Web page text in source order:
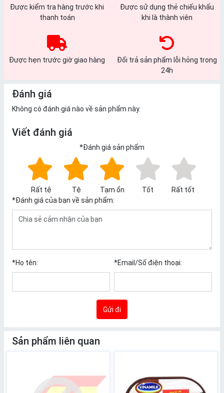
Được kiểm tra hàng trước khi
thanh toán
Được sử dụng thẻ chiếu khấu
khi là thành viên
Được hẹn trước giờ giao hàng
Đổi trả sản phẩm lỗi hỏng trong
24h
Đánh giá
Không có đánh giá nào về sản phẩm này.
Viết đánh giá
*Đánh giá sản phẩm
Rất tệ Tệ Tạm ổn Tốt
Rất tốt
*Đánh giá của bạn về sản phẩm:
*Họ tên: *Email/Số điện thoại:
Gửi đi
Sản phẩm liên quan